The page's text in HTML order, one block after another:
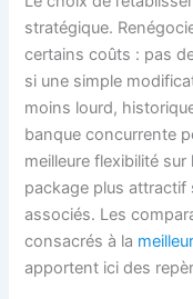
stratégique.
certains coûts : pas
si une simple
moins lourd,
banque concurrente
meilleure flexibilité
package plus attractif
associés. Les
consacrés à la
apportent ici des